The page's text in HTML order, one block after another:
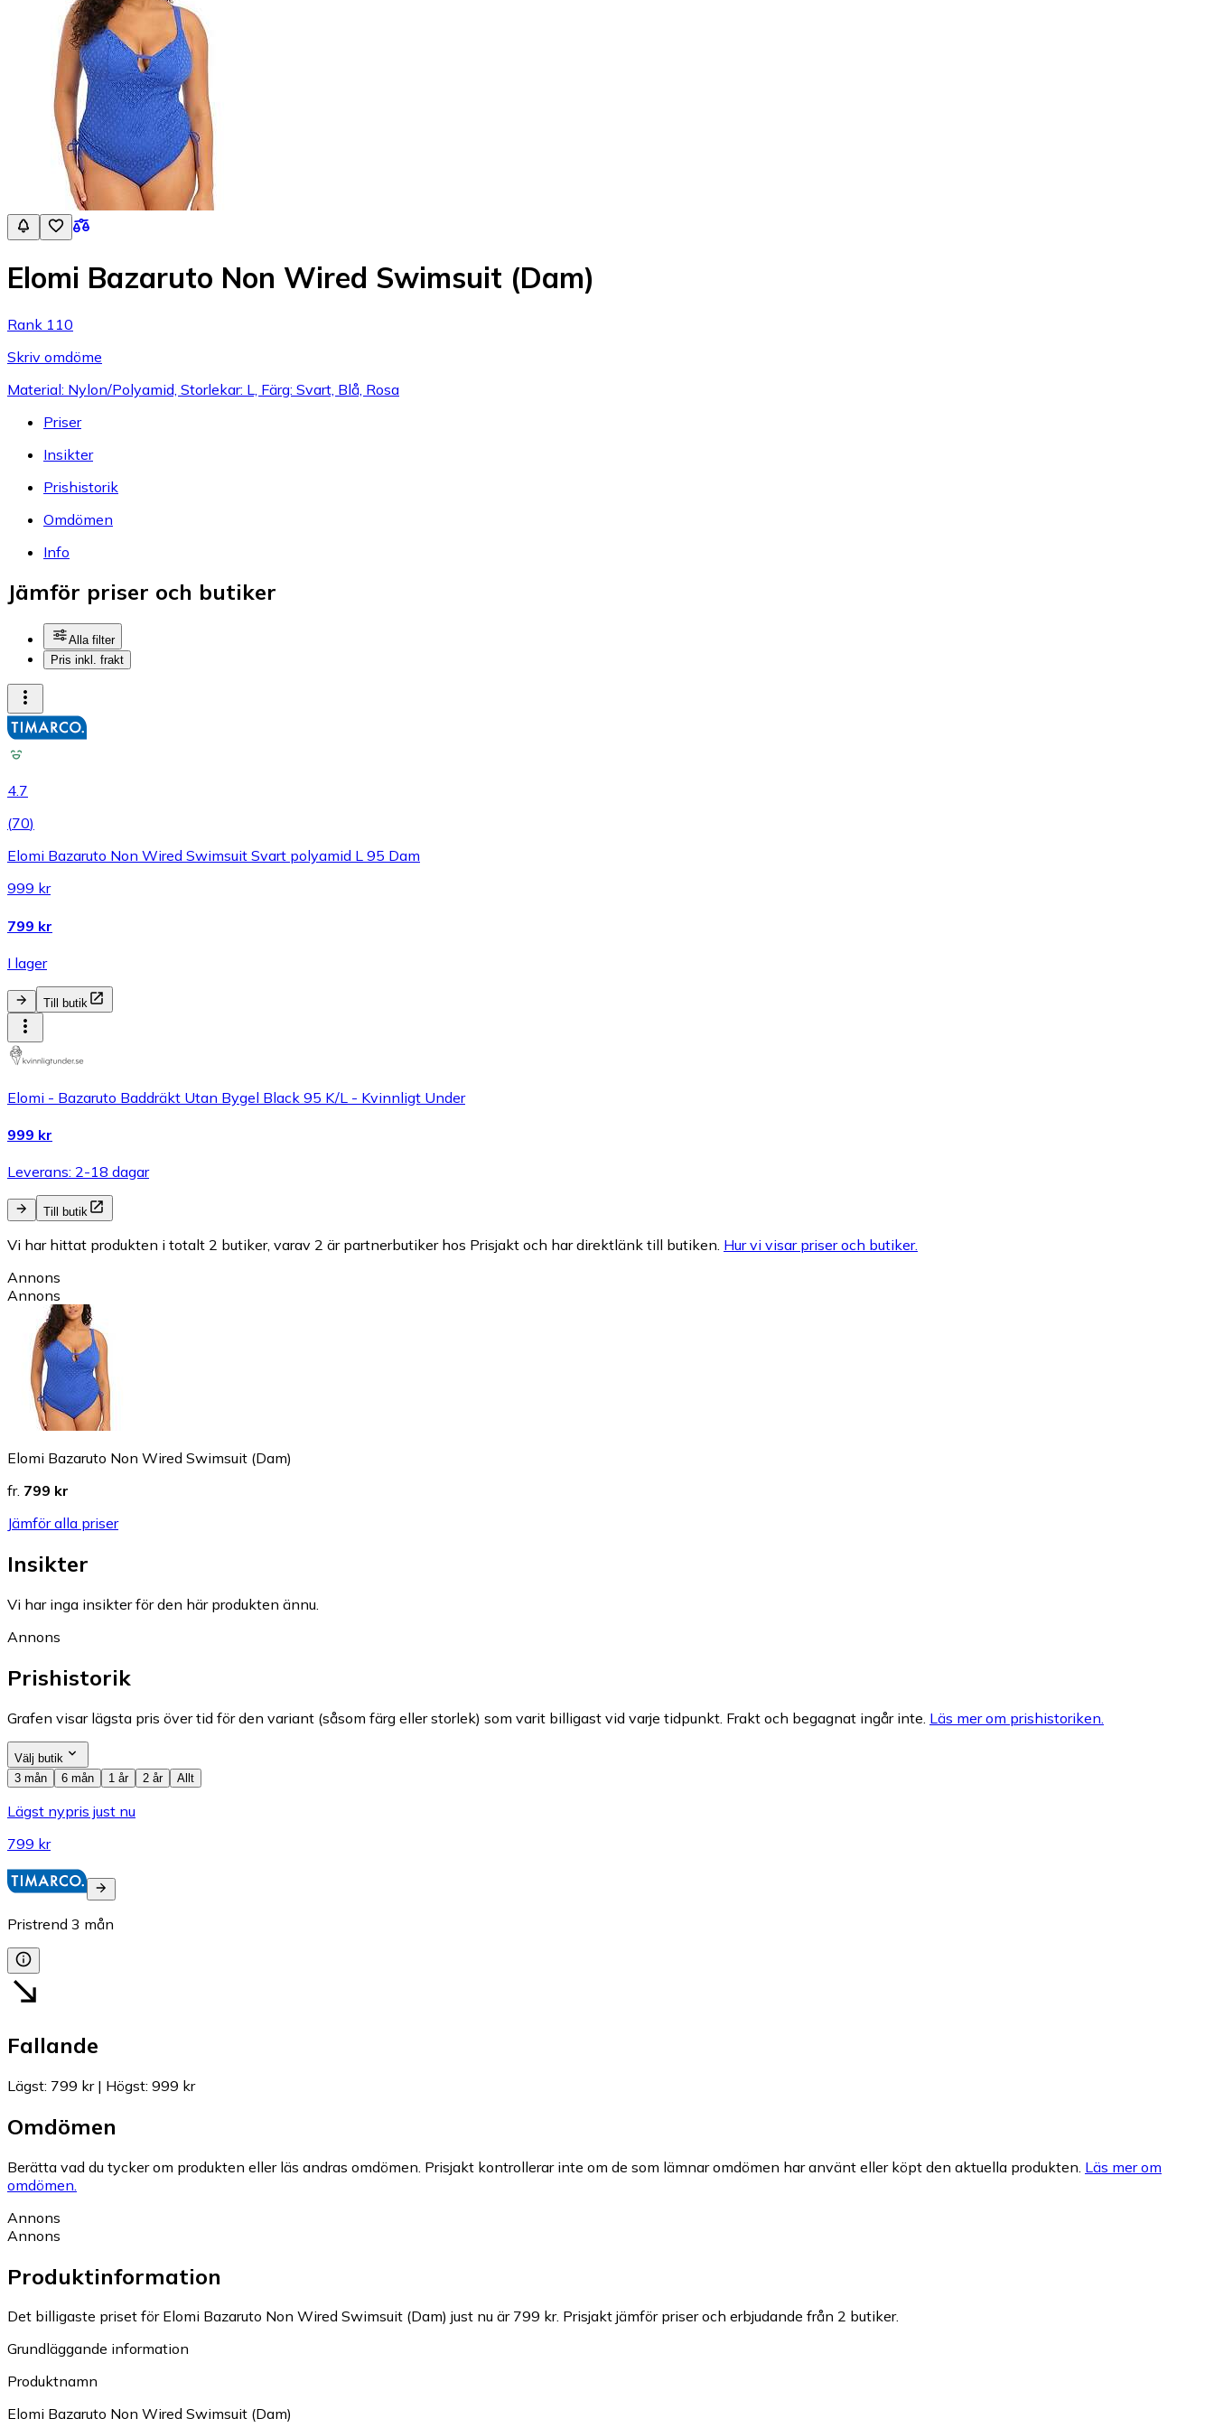
Elomi Bazaruto Non Wired Swimsuit (Dam)
Rank 110
Skriv omdöme
Material: Nylon/Polyamid, Storlekar: L, Färg: Svart, Blå, Rosa
Priser
Insikter
Prishistorik
Omdömen
Info
Jämför priser och butiker
Alla filter
Pris inkl. frakt
4.7
(70)
Elomi Bazaruto Non Wired Swimsuit Svart polyamid L 95 Dam
999 kr
799 kr
I lager
Till butik
Elomi - Bazaruto Baddräkt Utan Bygel Black 95 K/L - Kvinnligt Under
999 kr
Leverans: 2-18 dagar
Till butik
Vi har hittat produkten i totalt 2 butiker, varav 2 är partnerbutiker hos Prisjakt och har direktlänk till butiken. Hur vi visar priser och butiker.
Annons
Annons
Elomi Bazaruto Non Wired Swimsuit (Dam)
fr. 799 kr
Jämför alla priser
Insikter
Vi har inga insikter för den här produkten ännu.
Annons
Prishistorik
Grafen visar lägsta pris över tid för den variant (såsom färg eller storlek) som varit billigast vid varje tidpunkt. Frakt och begagnat ingår inte. Läs mer om prishistoriken.
Välj butik
3 mån
6 mån 1 år 2 år Allt
Lägst nypris just nu
799 kr
Pristrend 3 mån
Fallande
Lägst: 799 kr| Högst: 999 kr
Omdömen
Berätta vad du tycker om produkten eller läs andras omdömen. Prisjakt kontrollerar inte om de som lämnar omdömen har använt eller köpt den aktuella produkten. Läs mer om
omdömen.
Annons
Annons
Produktinformation
Det billigaste priset för Elomi Bazaruto Non Wired Swimsuit (Dam) just nu är 799 kr. Prisjakt jämför priser och erbjudande från 2 butiker.
Grundläggande information
Produktnamn
Elomi Bazaruto Non Wired Swimsuit (Dam)